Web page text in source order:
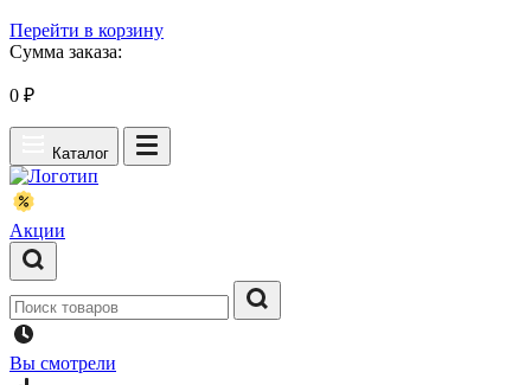
Перейти в корзину
Сумма заказа:
0 ₽
Каталог
Акции
Вы смотрели